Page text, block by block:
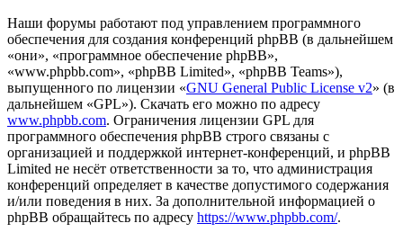
Наши форумы работают под управлением программного
обеспечения для создания конференций phpBB (в дальнейшем
«они», «программное обеспечение phpBB»,
«www.phpbb.com», «phpBB Limited», «phpBB Teams»),
выпущенного по лицензии «GNU General Public License v2» (в
дальнейшем «GPL»). Скачать его можно по адресу
www.phpbb.com. Ограничения лицензии GPL для
программного обеспечения phpBB строго связаны с
организацией и поддержкой интернет-конференций, и phpBB
Limited не несёт ответственности за то, что администрация
конференций определяет в качестве допустимого содержания
и/или поведения в них. За дополнительной информацией о
phpBB обращайтесь по адресу https://www.phpbb.com/.